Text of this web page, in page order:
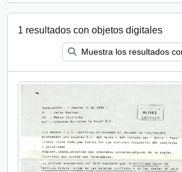
1 resultados con objetos digitales
Muestra los resultados